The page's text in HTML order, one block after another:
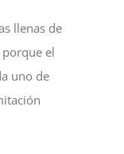
llenas de
el
uno de